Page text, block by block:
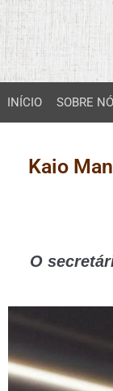
INÍCIO SOBRE
Kaio
O